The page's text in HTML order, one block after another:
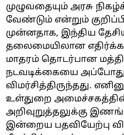
முழுவதையும் அரசு
வேண்டும் என்றும்
முன்னதாக, இந்திய
தலைமையிலான
மாதரம் தொடர்பான
நடவடிக்கையை
விமர்சித்திருந்தது.
உள்துறை
அறிவுறுத்தலுக்கு
இன்றைய பதவியேற்பு